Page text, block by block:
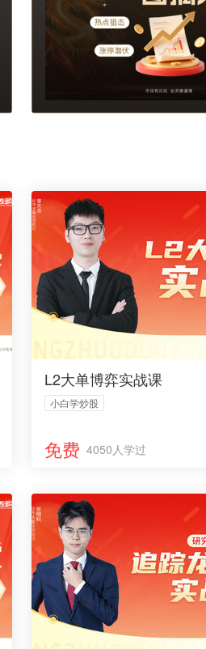
L2大单博弈实战课
小白学炒股
免费 4050人学过